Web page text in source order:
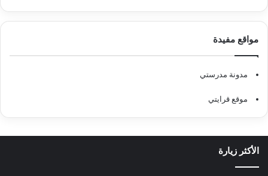
مواقع مفيدة
مدونة مدرستي
موقع قرايتي
الأكثر زيارة